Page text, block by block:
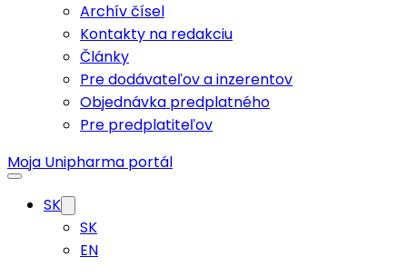
Archív čísel
Kontakty na redakciu
Články
Pre dodávateľov a inzerentov
Objednávka predplatného
Pre predplatiteľov
Moja Unipharma portál
SK
SK
EN